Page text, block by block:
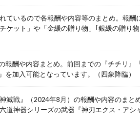
ているので各報酬や内容等のまとめ。報酬
ケット」や「金緩の贈り物」｢銀緩の贈り
報酬や内容まとめ。前回までの『チチリ』
加入可能となっています。（四象降臨）
滅戦』（2024年8月）の報酬や内容のまと
道神器シリーズの武器『神刃エクス・アシ